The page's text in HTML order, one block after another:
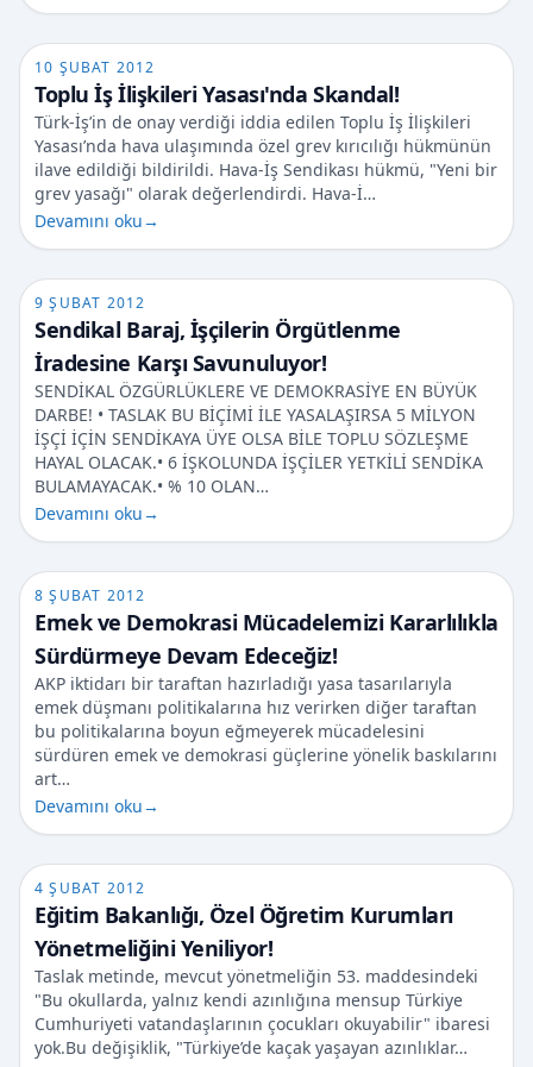
10 ŞUBAT 2012
Toplu İş İlişkileri Yasası'nda Skandal!
Türk-İş’in de onay verdiği iddia edilen Toplu İş İlişkileri
Yasası’nda hava ulaşımında özel grev kırıcılığı hükmünün
ilave edildiği bildirildi. Hava-İş Sendikası hükmü, "Yeni bir
grev yasağı" olarak değerlendirdi. Hava-İ…
Devamını oku→
9 ŞUBAT 2012
Sendikal Baraj, İşçilerin Örgütlenme
İradesine Karşı Savunuluyor!
SENDİKAL ÖZGÜRLÜKLERE VE DEMOKRASİYE EN BÜYÜK
DARBE! • TASLAK BU BİÇİMİ İLE YASALAŞIRSA 5 MİLYON
İŞÇİ İÇİN SENDİKAYA ÜYE OLSA BİLE TOPLU SÖZLEŞME
HAYAL OLACAK.• 6 İŞKOLUNDA İŞÇİLER YETKİLİ SENDİKA
BULAMAYACAK.• % 10 OLAN…
Devamını oku→
8 ŞUBAT 2012
Emek ve Demokrasi Mücadelemizi Kararlılıkla
Sürdürmeye Devam Edeceğiz!
AKP iktidarı bir taraftan hazırladığı yasa tasarılarıyla
emek düşmanı politikalarına hız verirken diğer taraftan
bu politikalarına boyun eğmeyerek mücadelesini
sürdüren emek ve demokrasi güçlerine yönelik baskılarını
art…
Devamını oku→
4 ŞUBAT 2012
Eğitim Bakanlığı, Özel Öğretim Kurumları
Yönetmeliğini Yeniliyor!
Taslak metinde, mevcut yönetmeliğin 53. maddesindeki
"Bu okullarda, yalnız kendi azınlığına mensup Türkiye
Cumhuriyeti vatandaşlarının çocukları okuyabilir" ibaresi
yok.Bu değişiklik, "Türkiye’de kaçak yaşayan azınlıklar…